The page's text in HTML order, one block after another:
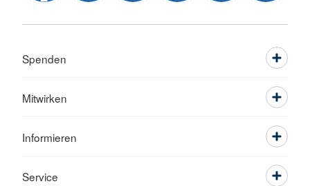
Spenden
Mitwirken
Informieren
Service